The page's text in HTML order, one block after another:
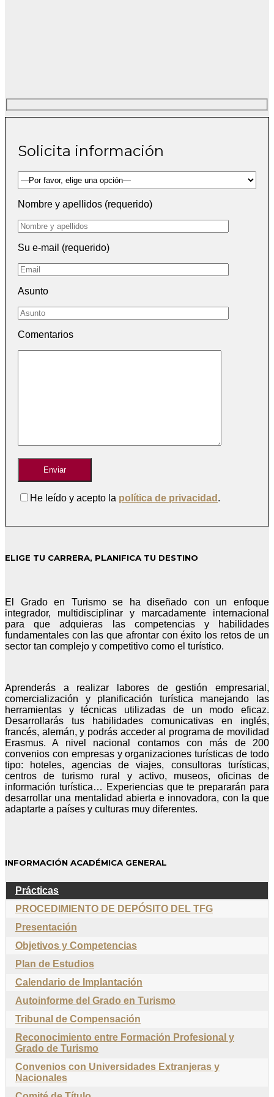
Solicita información
Nombre y apellidos (requerido)
Su e-mail (requerido)
Asunto
Comentarios
He leído y acepto la política de privacidad .
ELIGE TU CARRERA, PLANIFICA TU DESTINO
El Grado en Turismo se ha diseñado con un enfoque
integrador, multidisciplinar y marcadamente internacional
para que adquieras las competencias y habilidades
fundamentales con las que afrontar con éxito los retos de un
sector tan complejo y competitivo como el turístico.
Aprenderás a realizar labores de gestión empresarial,
comercialización y planificación turística manejando las
herramientas y técnicas utilizadas de un modo eficaz.
Desarrollarás tus habilidades comunicativas en inglés,
francés, alemán, y podrás acceder al programa de movilidad
Erasmus. A nivel nacional contamos con más de 200
convenios con empresas y organizaciones turísticas de todo
tipo: hoteles, agencias de viajes, consultoras turísticas,
centros de turismo rural y activo, museos, oficinas de
información turística… Experiencias que te prepararán para
desarrollar una mentalidad abierta e innovadora, con la que
adaptarte a países y culturas muy diferentes.
INFORMACIÓN ACADÉMICA GENERAL
Prácticas
PROCEDIMIENTO DE DEPÓSITO DEL TFG
Presentación
Objetivos y Competencias
Plan de Estudios
Calendario de Implantación
Autoinforme del Grado en Turismo
Tribunal de Compensación
Reconocimiento entre Formación Profesional y
Grado de Turismo
Convenios con Universidades Extranjeras y
Nacionales